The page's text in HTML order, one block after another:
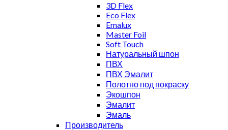
3D Flex
Eco Flex
Emalux
Master Foil
Soft Touch
Натуральный шпон
ПВХ
ПВХ Эмалит
Полотно под покраску
Экошпон
Эмалит
Эмаль
Производитель